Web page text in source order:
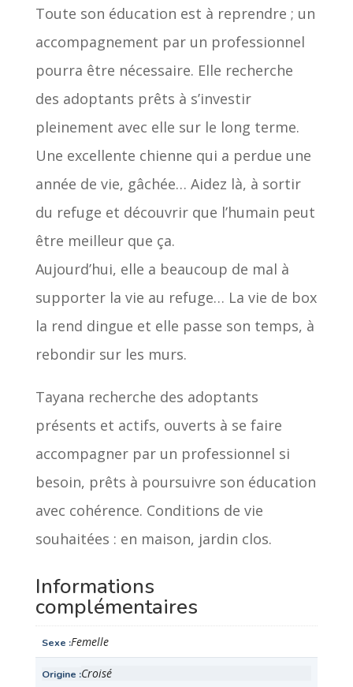
Toute son éducation est à reprendre ; un
accompagnement par un professionnel
pourra être nécessaire. Elle recherche
des adoptants prêts à s’investir
pleinement avec elle sur le long terme.
Une excellente chienne qui a perdue une
année de vie, gâchée… Aidez là, à sortir
du refuge et découvrir que l’humain peut
être meilleur que ça.
Aujourd’hui, elle a beaucoup de mal à
supporter la vie au refuge… La vie de box
la rend dingue et elle passe son temps, à
rebondir sur les murs.
Tayana recherche des adoptants
présents et actifs, ouverts à se faire
accompagner par un professionnel si
besoin, prêts à poursuivre son éducation
avec cohérence. Conditions de vie
souhaitées : en maison, jardin clos.
Informations
complémentaires
Sexe Femelle
Origine Croisé